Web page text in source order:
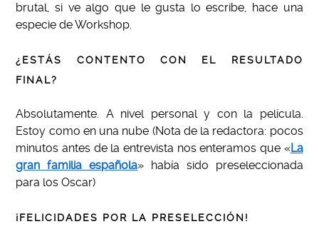
brutal, si ve algo que le gusta lo escribe, hace una
especie de Workshop.
¿ESTÁS CONTENTO CON EL RESULTADO
FINAL?
Absolutamente. A nivel personal y con la película.
Estoy como en una nube (Nota de la redactora: pocos
minutos antes de la entrevista nos enteramos que «La
gran familia española» había sido preseleccionada
para los Oscar)
¡FELICIDADES POR LA PRESELECCIÓN!